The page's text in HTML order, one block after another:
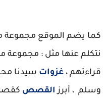
كما يضم الموقع مجموعة
نتكلم عنها مثل : مجموعة
قراءتهم ، غزوات سيدنا
وسلم ، أبرز القصص كقصص